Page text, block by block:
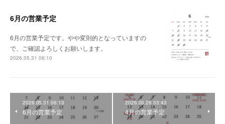
6月の営業予定
6月の営業予定です。やや変則的となっていますの
で、ご確認よろしくお願いします。
2026.05.31 06:10
2026.05.31 06:10
6月の営業予定
2026.03.26 03:43
4月の営業予定